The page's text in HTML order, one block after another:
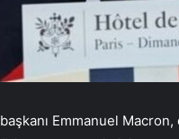
Emmanuel Macron,